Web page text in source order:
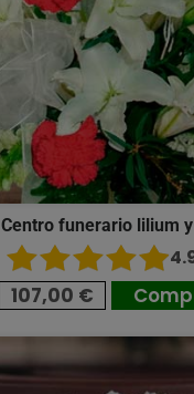
Centro funerario lilium
107,00 €